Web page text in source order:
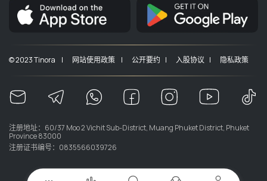
© 2023 Tinora | 网站使用政策 | 公开要约 | 入股协议 | 隐私政策
注册地址：60/37 Moo 2 Vichit Sub-District, Muang Phuket District, Phuket
Province 83000
注册证书编号：0835566039726